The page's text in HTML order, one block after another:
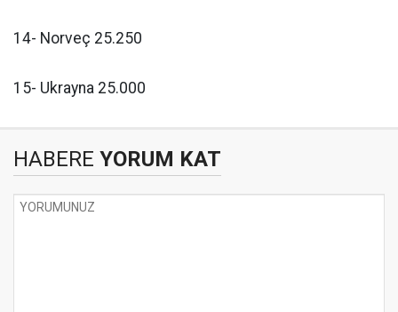
14- Norveç 25.250
15- Ukrayna 25.000
HABERE YORUM KAT